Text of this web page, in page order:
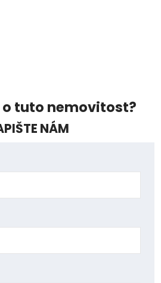
o tuto nemovitost?
NÁM